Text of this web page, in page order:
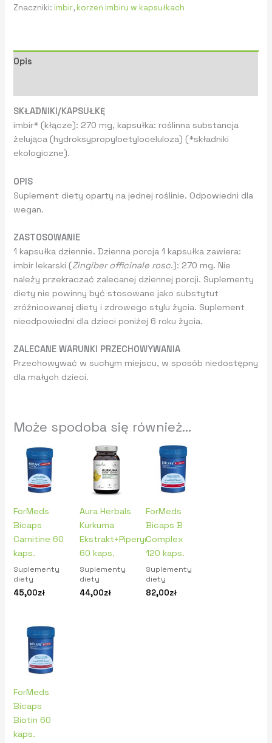
Znaczniki: imbir, korzeń imbiru w kapsułkach
Opis
SKŁADNIKI/KAPSUŁKĘ
imbir* (kłącze): 270 mg, kapsułka: roślinna substancja
żelująca (hydroksypropyloetyloceluloza) (*składniki
ekologiczne).
OPIS
Suplement diety oparty na jednej roślinie. Odpowiedni dla
wegan.
ZASTOSOWANIE
1 kapsułka dziennie. Dzienna porcja 1 kapsułka zawiera:
imbir lekarski (Zingiber officinale rosc.): 270 mg. Nie
należy przekraczać zalecanej dziennej porcji. Suplementy
diety nie powinny być stosowane jako substytut
zróżnicowanej diety i zdrowego stylu życia. Suplement
nieodpowiedni dla dzieci poniżej 6 roku życia.
ZALECANE WARUNKI PRZECHOWYWANIA
Przechowywać w suchym miejscu, w sposób niedostępny
dla małych dzieci.
Może spodoba się również…
ForMeds
Bicaps
Carnitine 60
kaps.
Suplementy
diety
45,00zł
Aura Herbals
Kurkuma
Ekstrakt+Piperyna
60 kaps.
Suplementy
diety
44,00zł
ForMeds
Bicaps B
Complex
120 kaps.
Suplementy
diety
82,00zł
ForMeds
Bicaps
Biotin 60
kaps.